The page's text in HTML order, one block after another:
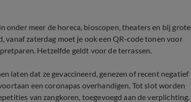
onder meer de horeca, bioscopen, theaters en bij grote
zaterdag moet je ook een QR-code tonen voor
Hetzelfde geldt voor de terrassen.
laten dat ze gevaccineerd, genezen of recent negatief
een coronapas overhandigen. Tot slot worden
van zangkoren, toegevoegd aan de verplichting.